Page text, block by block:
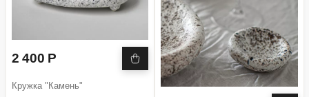
2 400 Р
Кружка "Камень"